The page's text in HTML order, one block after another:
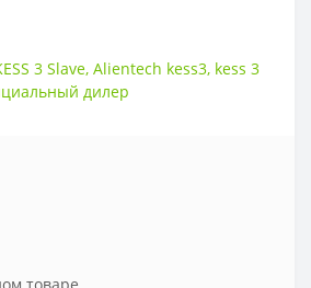
3 Slave, Alientech kess3, kess 3
дилер